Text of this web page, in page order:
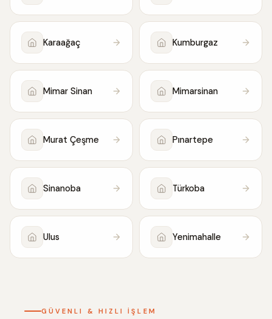
Karaağaç Kumburgaz
Mimar Sinan Mimarsinan
Murat Çeşme Pınartepe
Sinanoba Türkoba
Ulus Yenimahalle
GÜVENLI & HIZLI İŞLEM